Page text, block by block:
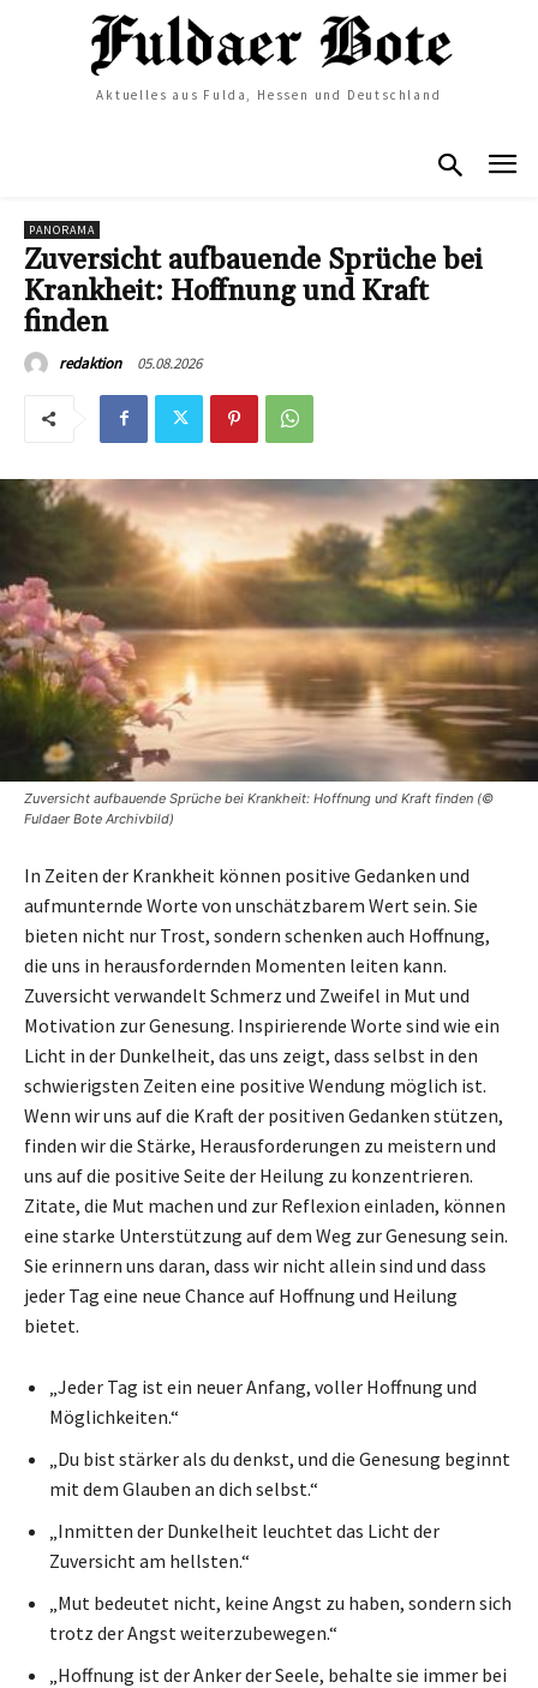
Aktuelles aus Fulda, Hessen und Deutschland
PANORAMA
Zuversicht aufbauende Sprüche bei
Krankheit: Hoffnung und Kraft
finden
redaktion 05.08.2026
Zuversicht aufbauende Sprüche bei Krankheit: Hoffnung und Kraft finden (©
Fuldaer Bote Archivbild)
In Zeiten der Krankheit können positive Gedanken und
aufmunternde Worte von unschätzbarem Wert sein. Sie
bieten nicht nur Trost, sondern schenken auch Hoffnung,
die uns in herausfordernden Momenten leiten kann.
Zuversicht verwandelt Schmerz und Zweifel in Mut und
Motivation zur Genesung. Inspirierende Worte sind wie ein
Licht in der Dunkelheit, das uns zeigt, dass selbst in den
schwierigsten Zeiten eine positive Wendung möglich ist.
Wenn wir uns auf die Kraft der positiven Gedanken stützen,
finden wir die Stärke, Herausforderungen zu meistern und
uns auf die positive Seite der Heilung zu konzentrieren.
Zitate, die Mut machen und zur Reflexion einladen, können
eine starke Unterstützung auf dem Weg zur Genesung sein.
Sie erinnern uns daran, dass wir nicht allein sind und dass
jeder Tag eine neue Chance auf Hoffnung und Heilung
bietet.
„Jeder Tag ist ein neuer Anfang, voller Hoffnung und
Möglichkeiten.“
„Du bist stärker als du denkst, und die Genesung beginnt
mit dem Glauben an dich selbst.“
„Inmitten der Dunkelheit leuchtet das Licht der
Zuversicht am hellsten.“
„Mut bedeutet nicht, keine Angst zu haben, sondern sich
trotz der Angst weiterzubewegen.“
„Hoffnung ist der Anker der Seele, behalte sie immer bei